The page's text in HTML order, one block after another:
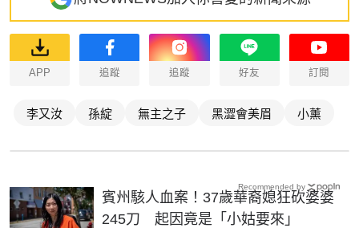
APP 追蹤 追蹤 好友 訂閱
李又汝 孫綻 無主之子 黑澀會美眉 小薰
賓州駭人血案！37歲華裔媳狂砍婆婆
245刀 起因竟是「小姑要來」
Recommended by